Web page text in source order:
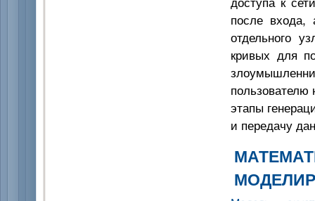
после входа,
отдельного
кривых для
этапы
и передачу